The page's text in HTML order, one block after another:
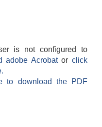
is not configured to
adobe Acrobatorclick
to download the PDF